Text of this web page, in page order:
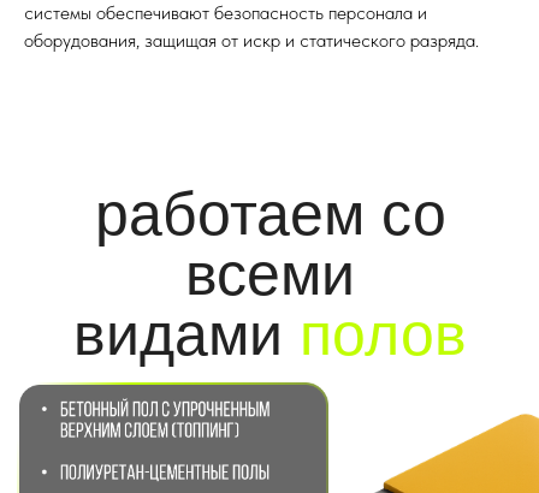
системы обеспечивают безопасность персонала и
оборудования, защищая от искр и статического разряда.
Подобрать вид пола